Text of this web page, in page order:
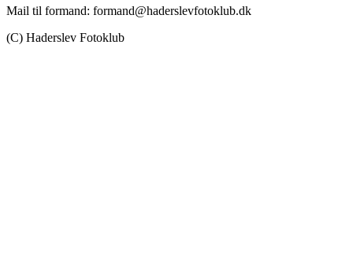
Mail til formand: formand@haderslevfotoklub.dk
(C) Haderslev Fotoklub